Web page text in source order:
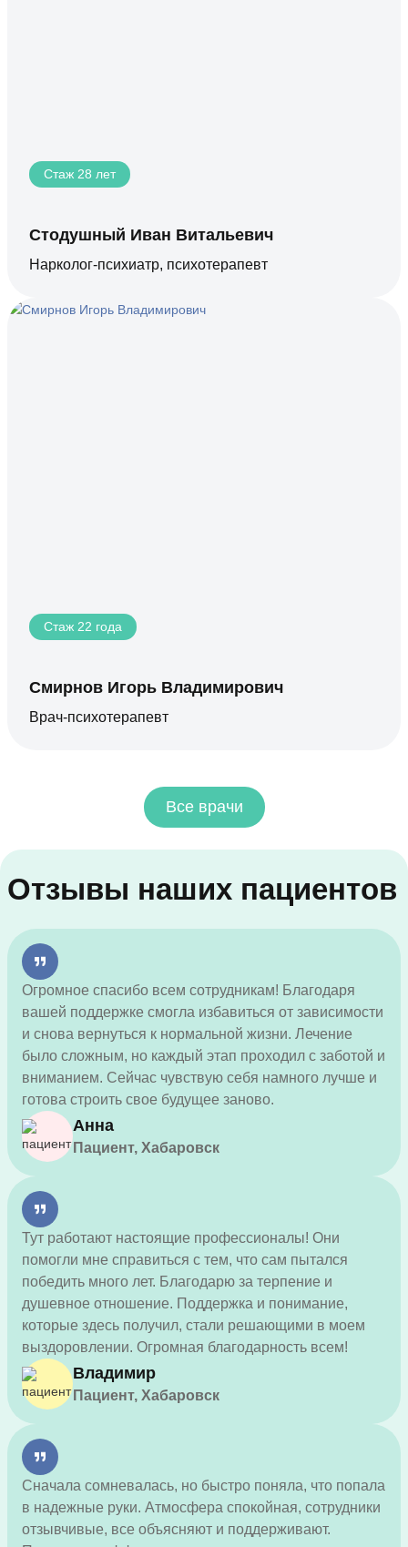
Стаж 28 лет
Стодушный Иван Витальевич
Нарколог-психиатр, психотерапевт
Стаж 22 года
Смирнов Игорь Владимирович
Врач-психотерапевт
Все врачи
Отзывы наших пациентов
Огромное спасибо всем сотрудникам! Благодаря
вашей поддержке смогла избавиться от зависимости
и снова вернуться к нормальной жизни. Лечение
было сложным, но каждый этап проходил с заботой и
вниманием. Сейчас чувствую себя намного лучше и
готова строить свое будущее заново.
Анна
Пациент, Хабаровск
Тут работают настоящие профессионалы! Они
помогли мне справиться с тем, что сам пытался
победить много лет. Благодарю за терпение и
душевное отношение. Поддержка и понимание,
которые здесь получил, стали решающими в моем
выздоровлении. Огромная благодарность всем!
Владимир
Пациент, Хабаровск
Сначала сомневалась, но быстро поняла, что попала
в надежные руки. Атмосфера спокойная, сотрудники
отзывчивые, все объясняют и поддерживают.